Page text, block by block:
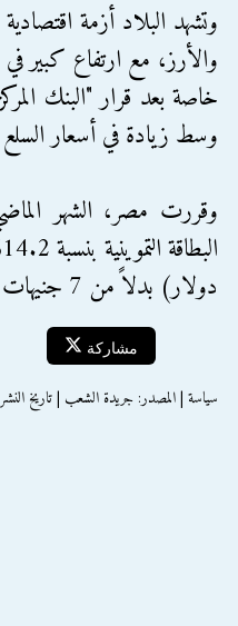
وتشهد البلاد أزمة
والأرز، مع ارتفاع كبير
خاصة بعد قرار "البنك
وسط زيادة في أسعار
وقررت مصر، الشهر
دولار) بدلاً من 7 جنيهات (0.3 دولار).
مشاركة
سياسة | المصدر: جريدة الشعب | تاريخ النشر : الأربعاء